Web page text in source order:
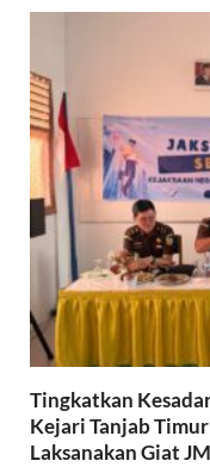
Tingkatkan
Kejari Tanjab
Laksanakan Giat